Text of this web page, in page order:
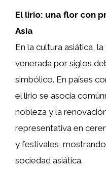
El lirio: una flor con
Asia
En la cultura asiática,
venerada por siglos
simbólico. En países
el lirio se asocia
nobleza y la
representativa en
y festivales,
sociedad asiática.